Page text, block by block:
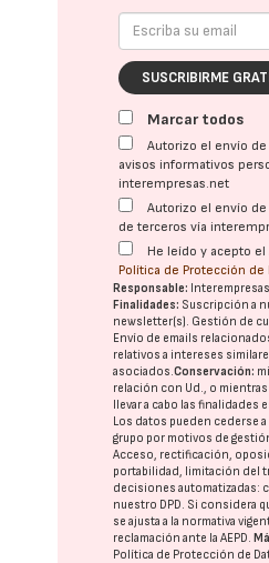
SUSCRIBIRME
Marcar todos
Autorizo el envío
avisos informativos
interempresas.net
Autorizo el envío
de terceros vía
He leído y acepto el
Política de Protección de
Responsable:
Finalidades: Suscripción a
newsletter(s). Gestión de
Envío de emails
relativos a intereses
asociados.Conservación:
relación con Ud., o mientras
llevar a cabo las finalidades
Los datos pueden cederse a
grupo por motivos de
Acceso, rectificación,
portabilidad, limitación del
decisiones automatizadas:
nuestro DPD. Si considera
se ajusta a la normativa
reclamación ante laAEPD.
Política de Protección de